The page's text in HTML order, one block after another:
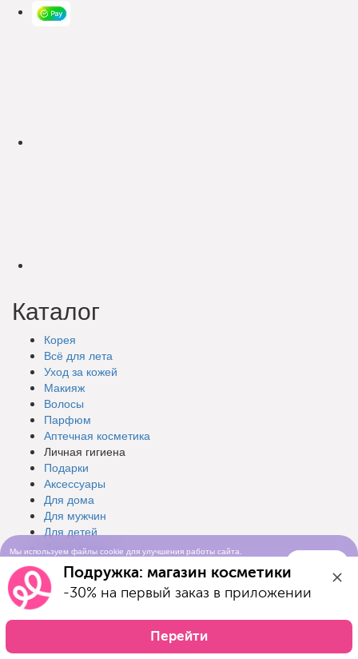
Каталог
Корея
Всё для лета
Уход за кожей
Макияж
Волосы
Парфюм
Аптечная косметика
Личная гигиена
Подарки
Аксессуары
Для дома
Для мужчин
Для детей
Для животных
Товары для взрослых
Мерч Подружка
Бренды
Мы используем файлы cookie для улучшения работы сайта.
использования cookie-файловПодружка: магазин косметики
-30% на первый заказ в приложении
Перейти